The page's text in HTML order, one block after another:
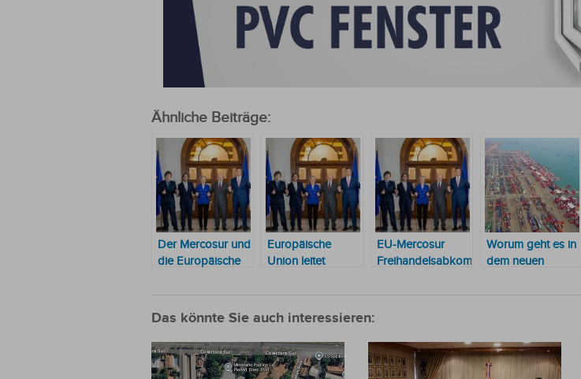
Ähnliche Beiträge:
Der Mercosur und
die Europäische
und
das
Freihandelsabkommen
Europäische
Union leitet
dem Mercosur ein
EU-Mercosur
Freihandelsabkommen
Worum geht es in
dem neuen
Ländern
unterzeichnet hat?
Das könnte Sie auch interessieren: